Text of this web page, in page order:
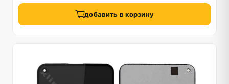
добавить в корзину